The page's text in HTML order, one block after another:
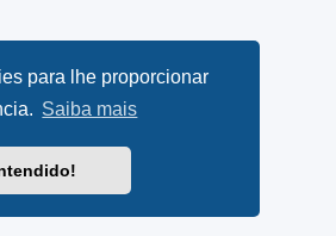
para lhe proporcionar
Saiba mais